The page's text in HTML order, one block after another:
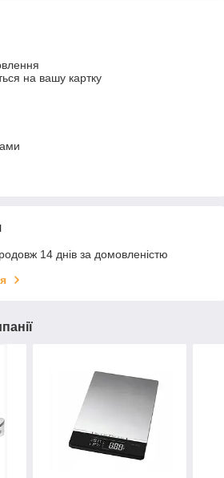
на вашу картку
14 днів за домовленістю